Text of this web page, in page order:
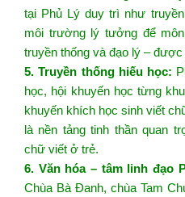
tại Phủ Lý duy trì như
môi trường lý tưởng để
truyền thống và đạo lý – được
5. Truyền thống hiếu học:
học, hội khuyến học từng
khuyến khích học sinh viết
là nền tảng tinh thần quan
chữ viết ở trẻ.
6. Văn hóa – tâm linh đạo
Chùa Bà Đanh, chùa Tam